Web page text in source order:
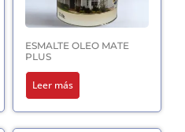
ESMALTE OLEO MATE
PLUS
Leer más